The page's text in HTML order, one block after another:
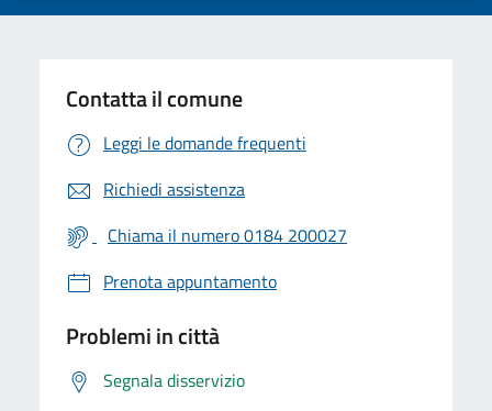
Contatta il comune
Leggi le domande frequenti
Richiedi assistenza
Chiama il numero 0184 200027
Prenota appuntamento
Problemi in città
Segnala disservizio